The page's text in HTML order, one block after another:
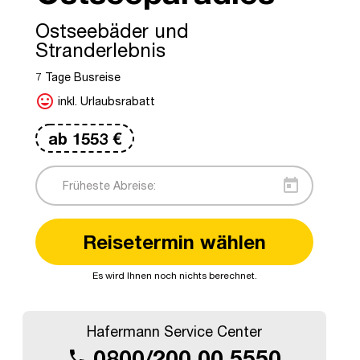
©adobestock: malopo
Ostseebäder und
Stranderlebnis
7 Tage Busreise
mood inkl. Urlaubsrabatt
ab 1553 €
today
Reisetermin wählen
Es wird Ihnen noch nichts berechnet.
Hafermann Service Center